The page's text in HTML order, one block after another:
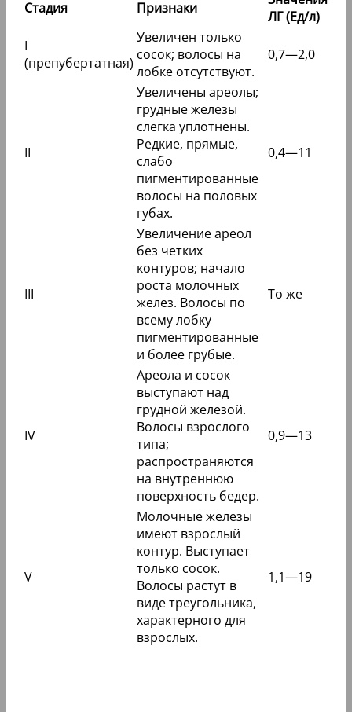
Стадия Признаки
ЛГ (Ед/л)
I
(препубертатная)
Увеличен только
сосок; волосы на
лобке отсутствуют.
0,7—2,0
II
Увеличены ареолы;
грудные железы
слегка уплотнены.
Редкие, прямые,
слабо
пигментированные
волосы на половых
губах.
0,4—11
III
Увеличение ареол
без четких
контуров; начало
роста молочных
желез. Волосы по
всему лобку
пигментированные
и более грубые.
То же
IV
Ареола и сосок
выступают над
грудной железой.
Волосы взрослого
типа;
распространяются
на внутреннюю
поверхность бедер.
0,9—13
V
Молочные железы
имеют взрослый
контур. Выступает
только сосок.
Волосы растут в
виде треугольника,
характерного для
взрослых.
1,1—19